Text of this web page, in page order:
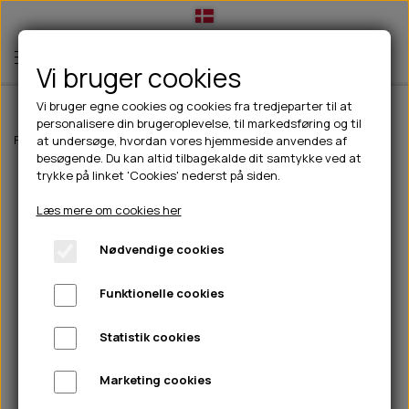
TIL HUND
💧FODER- VANDSKÅLE
CHICOPEE
GODBIDSTASKE
HALSBÅND
🦴 GODBIDDER & SNACKS
🍖 SMAGSVARIANTER
🎾 LEGETØJ
TÆNDER, ØRE, ØJE, POTER & NÆSE
🐾 UDSTYR & KOMFORT
TIL HUNDEEJER
DRIKKEFLASKER/TERMOFLASKER
HUER OG VANTER
PINEWOOD SALES
TIL KAT
TILBUD
NYHEDER
ABONNEMENT
Forside Til hunde hundelegetøj Kong Maxx Star S/M
Vi bruger cookies
Vi bruger egne cookies og cookies fra tredjeparter til at
personalisere din brugeroplevelse, til markedsføring og til
at undersøge, hvordan vores hjemmeside anvendes af
besøgende. Du kan altid tilbagekalde dit samtykke ved at
trykke på linket 'Cookies' nederst på siden.
Læs mere om cookies her
Nødvendige cookies
Funktionelle cookies
Statistik cookies
Marketing cookies